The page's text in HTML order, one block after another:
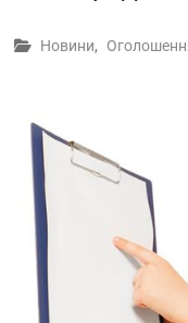
Новини,